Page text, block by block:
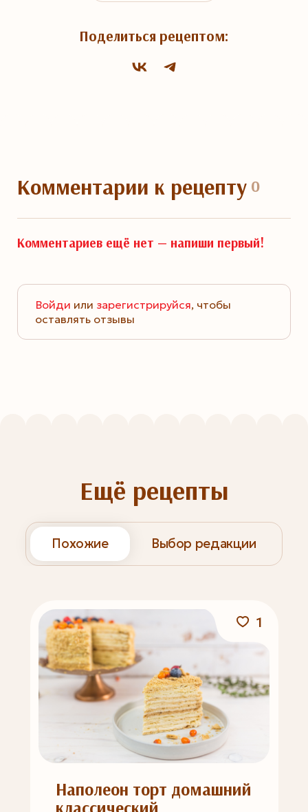
Поделиться рецептом:
Комментарии к рецепту0
Комментариев ещё нет — напиши первый!
Войди или зарегистрируйся, чтобы
оставлять отзывы
Ещё рецепты
Похожие Выбор редакции
1
Наполеон торт домашний